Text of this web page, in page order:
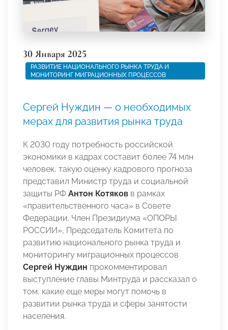
30 Января 2025
РАЗВИТИЕ НАЦИОНАЛЬНОГО РЫНКА ТРУДА И
МОНИТОРИНГ МИГРАЦИОННЫХ ПРОЦЕССОВ
Сергей Нуждин — о необходимых
мерах для развития рынка труда
К 2030 году потребность российской
экономики в кадрах составит более 74 млн
человек, такую оценку кадрового прогноза
представил Министр труда и социальной
защиты РФ Антон Котяков в рамках
«правительственного часа» в Совете
Федерации. Член Президиума «ОПОРЫ
РОССИИ», Председатель Комитета по
развитию национального рынка труда и
мониторингу миграционных процессов
Сергей Нуждин прокомментировал
выступление главы Минтруда и рассказал о
том, какие еще меры могут помочь в
развитии рынка труда и сферы занятости
населения.